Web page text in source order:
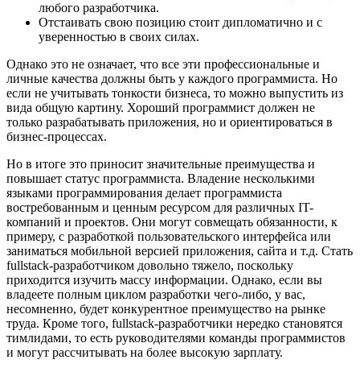
любого разработчика.
Отстаивать свою позицию стоит дипломатично и с
уверенностью в своих силах.
Однако это не означает, что все эти профессиональные и
личные качества должны быть у каждого программиста. Но
если не учитывать тонкости бизнеса, то можно выпустить из
вида общую картину. Хороший программист должен не
только разрабатывать приложения, но и ориентироваться в
бизнес-процессах.
Но в итоге это приносит значительные преимущества и
повышает статус программиста. Владение несколькими
языками программирования делает программиста
востребованным и ценным ресурсом для различных IT-
компаний и проектов. Они могут совмещать обязанности, к
примеру, с разработкой пользовательского интерфейса или
заниматься мобильной версией приложения, сайта и т.д. Стать
fullstack-разработчиком довольно тяжело, поскольку
приходится изучить массу информации. Однако, если вы
владеете полным циклом разработки чего-либо, у вас,
несомненно, будет конкурентное преимущество на рынке
труда. Кроме того, fullstack-разработчики нередко становятся
тимлидами, то есть руководителями команды программистов
и могут рассчитывать на более высокую зарплату.